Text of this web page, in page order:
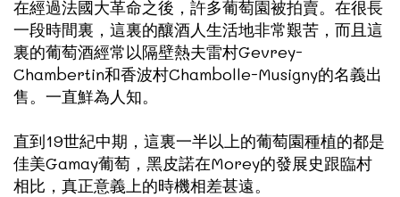
在經過法國大革命之後，許多葡萄園被拍賣。在很長
一段時間裏，這裏的釀酒人生活地非常艱苦，而且這
裏的葡萄酒經常以隔壁熱夫雷村Gevrey-
Chambertin和香波村Chambolle-Musigny的名義出
售。一直鮮為人知。
直到19世紀中期，這裏一半以上的葡萄園種植的都是
佳美Gamay葡萄，黑皮諾在Morey的發展史跟臨村
相比，真正意義上的時機相差甚遠。